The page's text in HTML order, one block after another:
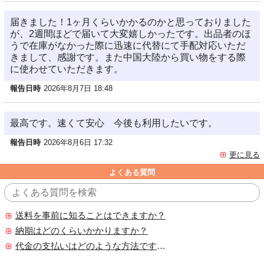
届きました！1ヶ月くらいかかるのかと思っておりました
が、2週間ほどで届いて大変嬉しかったです。出品者のほ
うで在庫がなかった際に迅速に代替にて手配対応いただ
きまして、感謝です。また中国大陸から買い物をする際
に使わせていただきます。
報告日時 2026年8月7日 18:48
最高です。速くて安心 今後も利用したいです。
報告日時 2026年8月6日 17:32
更に見る
よくある質問
送料を事前に知ることはできますか？
納期はどのくらいかかりますか？
代金の支払いはどのような方法ですか？